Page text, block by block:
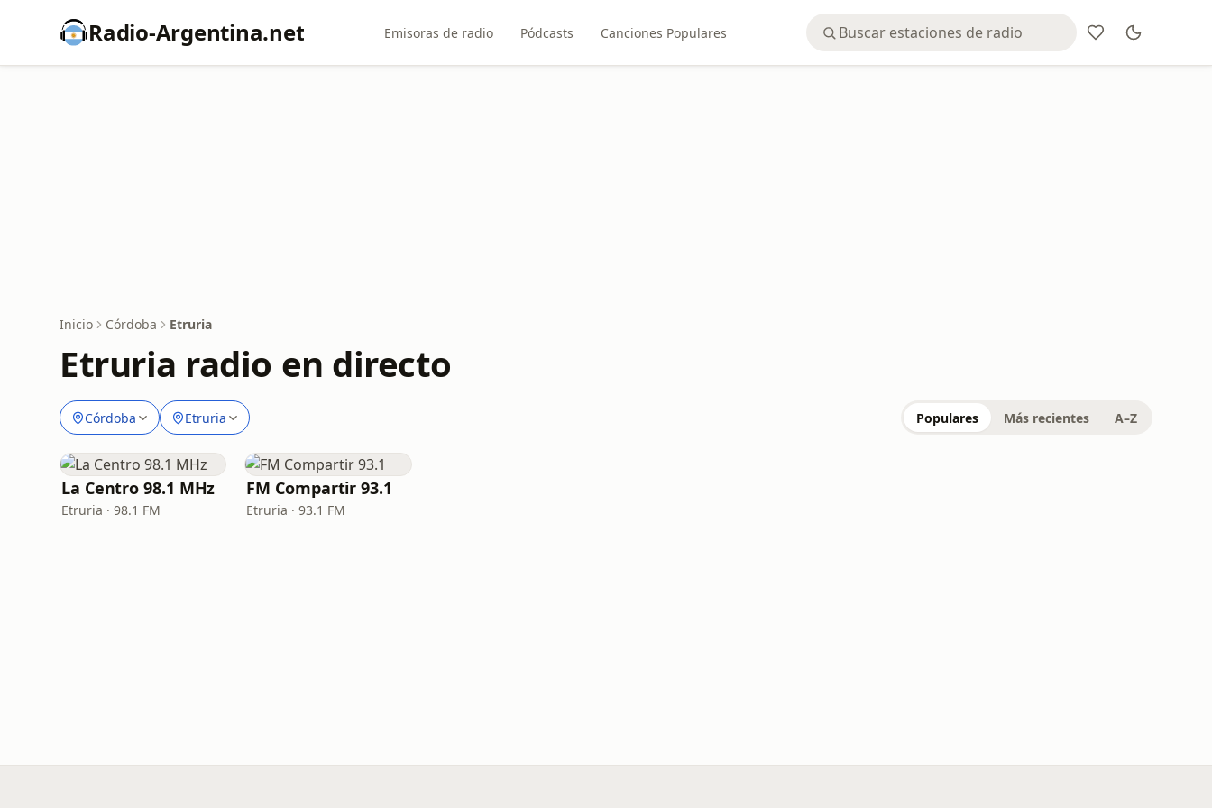
Radio-Argentina.net Emisoras de radio Pódcasts Canciones Populares
Inicio Córdoba Etruria
Etruria radio en directo
Córdoba Etruria Populares Más recientes A–Z
La Centro 98.1 MHz
Etruria · 98.1 FM
FM Compartir 93.1
Etruria · 93.1 FM